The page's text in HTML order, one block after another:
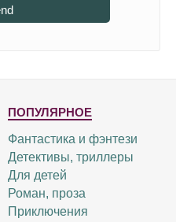
ПОПУЛЯРНОЕ
Фантастика и фэнтези
Детективы, триллеры
Для детей
Роман, проза
Приключения